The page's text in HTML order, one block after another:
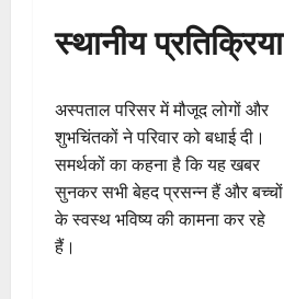
स्थानीय प्रतिक्रिया
अस्पताल परिसर में मौजूद लोगों और
शुभचिंतकों ने परिवार को बधाई दी।
समर्थकों का कहना है कि यह खबर
सुनकर सभी बेहद प्रसन्न हैं और बच्चों
के स्वस्थ भविष्य की कामना कर रहे
हैं।